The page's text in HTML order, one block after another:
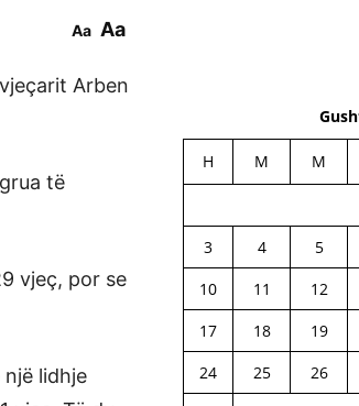
Aa Aa
Arben
të
vjeç, por se
lidhje
H M M
3
4 5
10
11 12
17
18 19
24
25 26